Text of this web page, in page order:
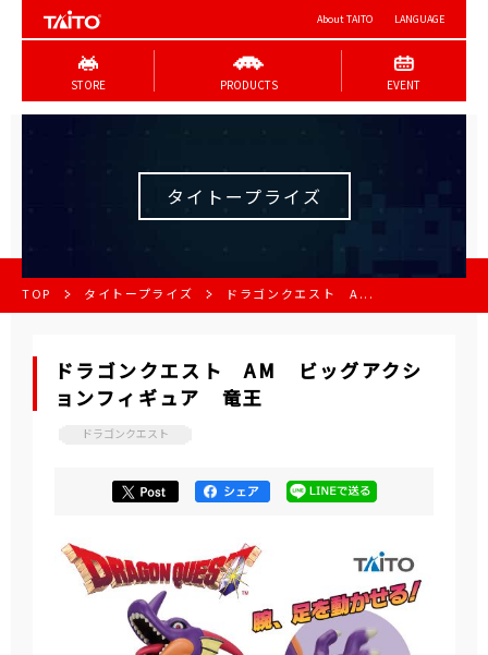
About TAITO LANGUAGE
STORE PRODUCTS EVENT
タイトープライズ
TOP タイトープライズ ドラゴンクエスト A...
ドラゴンクエスト AM ビッグアクシ
ョンフィギュア 竜王
ドラゴンクエスト